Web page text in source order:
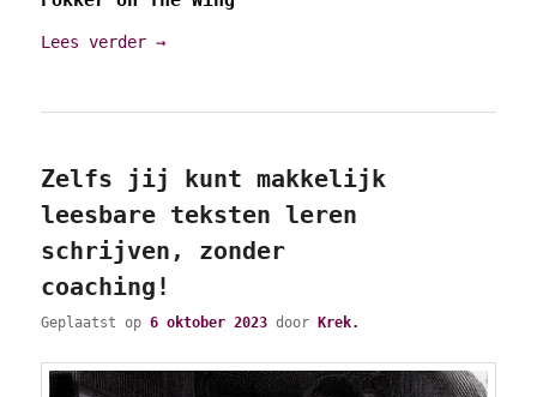
Lees verder→
Zelfs jij kunt makkelijk
leesbare teksten leren
schrijven, zonder
coaching!
Geplaatst op6 oktober 2023 doorKrek.